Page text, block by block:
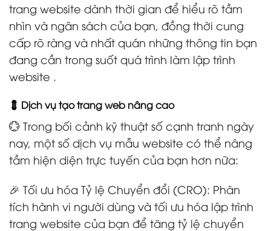
trang website dành thời gian để hiểu rõ tầm
nhìn và ngân sách của bạn, đồng thời cung
cấp rõ ràng và nhất quán những thông tin bạn
đang cần trong suốt quá trình làm lập trình
website .
💈 Dịch vụ tạo trang web nâng cao
💮 Trong bối cảnh kỹ thuật số cạnh tranh ngày
nay, một số dịch vụ mẫu website có thể nâng
tầm hiện diện trực tuyến của bạn hơn nữa:
🎉 Tối ưu hóa Tỷ lệ Chuyển đổi (CRO): Phân
tích hành vi người dùng và tối ưu hóa lập trình
trang website của bạn để tăng tỷ lệ chuyển